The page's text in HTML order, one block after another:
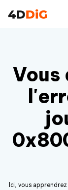
Vous
Ici, vous